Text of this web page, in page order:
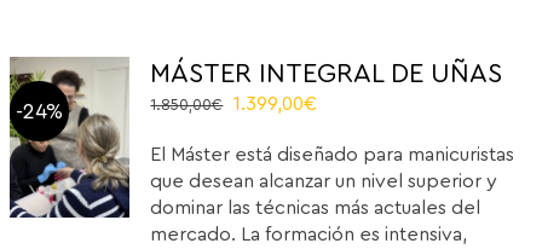
-24%
MÁSTER INTEGRAL DE UÑAS
1.850,00€
El
original
era:
1.850,00€.
1.399,00€
actual
es:
1.399,00€.
El Máster está diseñado para manicuristas
que desean alcanzar un nivel superior y
dominar las técnicas más actuales del
mercado. La formación es intensiva,